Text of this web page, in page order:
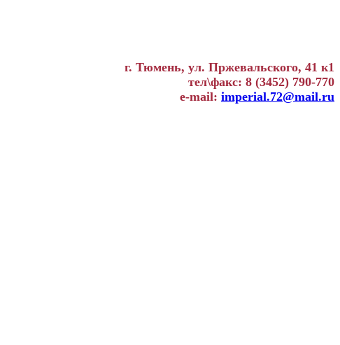
г. Тюмень, ул. Пржевальского, 41 к1
тел\факс: 8 (3452) 790-770
e-mail: imperial.72@mail.ru